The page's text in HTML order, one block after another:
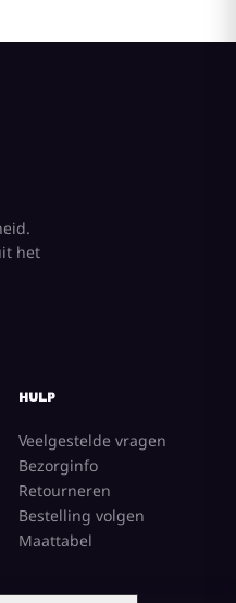
het
HULP
Veelgestelde vragen
Bezorginfo
Retourneren
Bestelling volgen
Maattabel